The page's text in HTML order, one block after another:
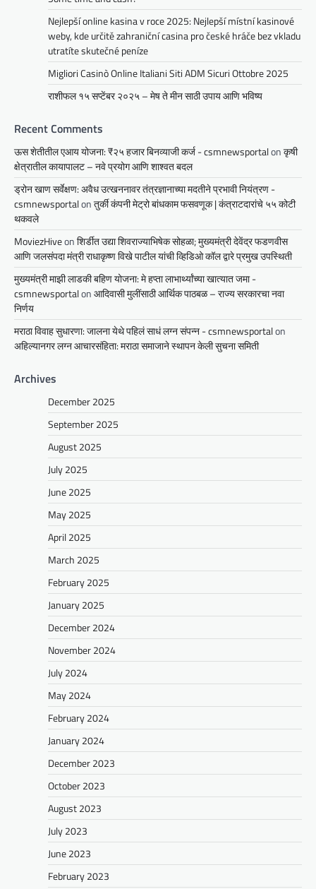
Nejlepší online kasina v roce 2025: Nejlepší místní kasinové
weby, kde určitě zahraniční casina pro české hráče bez vkladu
utratíte skutečné peníze
Migliori Casinò Online Italiani Siti ADM Sicuri Ottobre 2025
राशीफल १५ सप्टेंबर २०२५ – मेष ते मीन साठी उपाय आणि भविष्य
Recent Comments
ऊस शेतीतील एआय योजना: ₹२५ हजार बिनव्याजी कर्ज - csmnewsportalonकृषी
क्षेत्रातील कायापालट – नवे प्रयोग आणि शाश्वत बदल
ड्रोन खाण सर्वेक्षण: अवैध उत्खननावर तंत्रज्ञानाच्या मदतीने प्रभावी नियंत्रण -
csmnewsportalonतुर्की कंपनी मेट्रो बांधकाम फसवणूक | कंत्राटदारांचे ५५ कोटी
थकवले
MoviezHiveonशिर्डीत उद्या शिवराज्याभिषेक सोहळा; मुख्यमंत्री देवेंद्र फडणवीस
आणि जलसंपदा मंत्री राधाकृष्ण विखे पाटील यांची व्हिडिओ कॉल द्वारे प्रमुख उपस्थिती
मुख्यमंत्री माझी लाडकी बहिण योजना: मे हप्ता लाभार्थ्यांच्या खात्यात जमा -
csmnewsportalonआदिवासी मुलींसाठी आर्थिक पाठबळ – राज्य सरकारचा नवा
निर्णय
मराठा विवाह सुधारणा: जालना येथे पहिलं साधं लग्न संपन्न - csmnewsportalon
अहिल्यानगर लग्न आचारसंहिता: मराठा समाजाने स्थापन केली सुचना समिती
Archives
December 2025
September 2025
August 2025
July 2025
June 2025
May 2025
April 2025
March 2025
February 2025
January 2025
December 2024
November 2024
July 2024
May 2024
February 2024
January 2024
December 2023
October 2023
August 2023
July 2023
June 2023
February 2023